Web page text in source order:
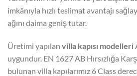
imkânıyla hızlı teslimat avantajı
ağını daima geniş tutar.
Üretimi yapılan villa kapısı modelleri
uygundur. EN 1627 AB Hırsızlığa
bulunan villa kapılarımız 6 Class